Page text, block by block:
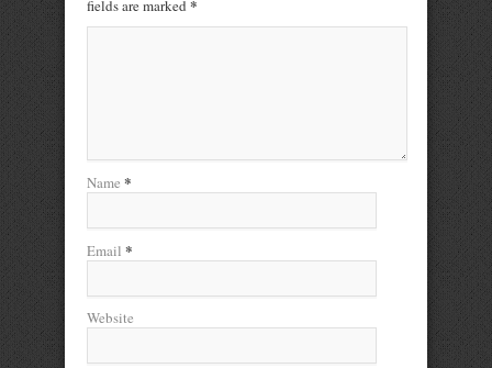
fields are marked *
Name *
Email *
Website